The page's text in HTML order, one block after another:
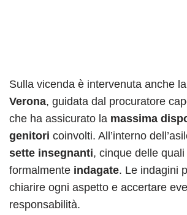
Sulla vicenda è intervenuta anche la
Verona, guidata dal procuratore
che ha assicurato la massima
genitori coinvolti. All’interno
sette insegnanti, cinque delle
formalmente indagate. Le indagini
chiarire ogni aspetto e accertare
responsabilità.